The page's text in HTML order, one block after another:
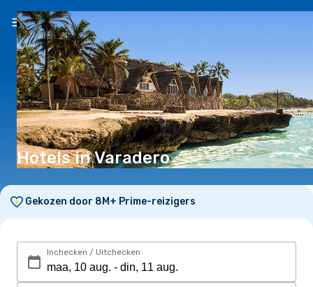
Hotels in Varadero
Gekozen door 8M+ Prime-reizigers
Inchecken / Uitchecken